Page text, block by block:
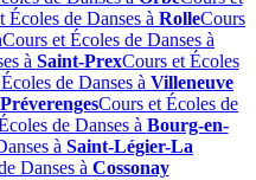
Écoles de Danses à RolleCours
Cours et Écoles de Danses à
à Saint-PrexCours et Écoles
de Danses à Villeneuve
PréverengesCours et Écoles de
de Danses à Bourg-en-
à Saint-Légier-La
Danses à Cossonay